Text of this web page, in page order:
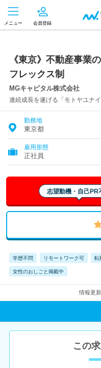
メニュー 会員登録
《東京》不動産事業
フレックス制
MGキャピタル株式会社
連続成長を遂げる「モトヤユナ
勤務地
東京都
雇用形態
正社員
志望動機・自己PR
学歴不問 リモートワーク可 転
女性のおしごと掲載中
情報更
この